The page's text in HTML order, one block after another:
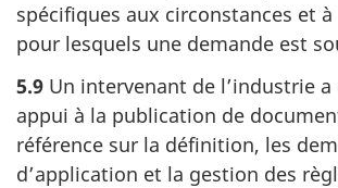
spécifiques aux circonstances et
pour lesquels une demande est
5.9 Un intervenant de l’industrie
appui à la publication de
référence sur la définition, les
d’application et la gestion des